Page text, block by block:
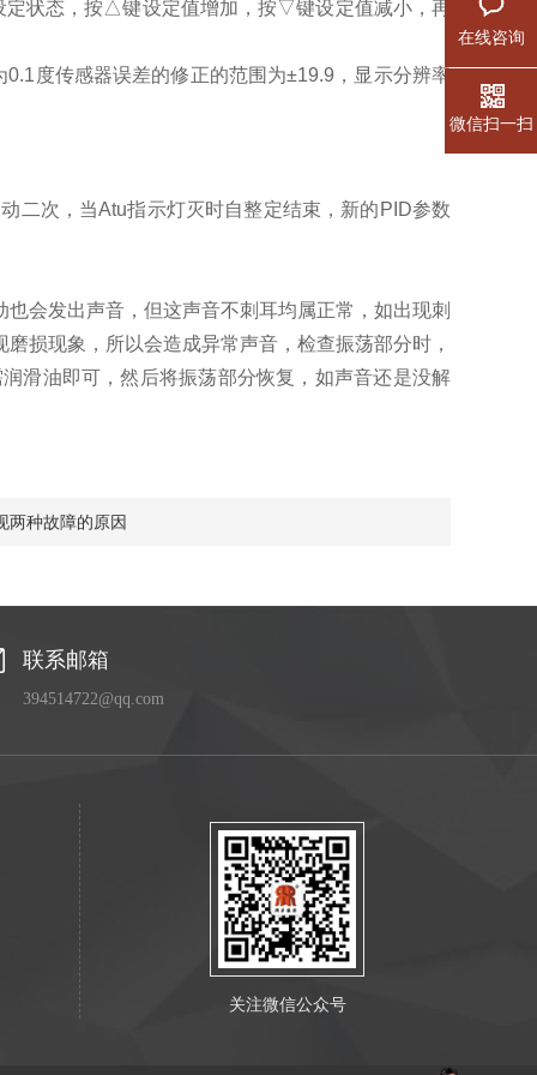
状态，按△键设定值增加，按▽键设定值减小，再
度传感器误差的修正的范围为±19.9，显示分辨率
次，当Atu指示灯灭时自整定结束，新的PID参数
会发出声音，但这声音不刺耳均属正常，如出现刺
损现象，所以会造成异常声音，检查振荡部分时，
滑油即可，然后将振荡部分恢复，如声音还是没解
两种故障的原因
联系邮箱
394514722@qq.com
关注微信公众号
在线咨询
微信扫一扫